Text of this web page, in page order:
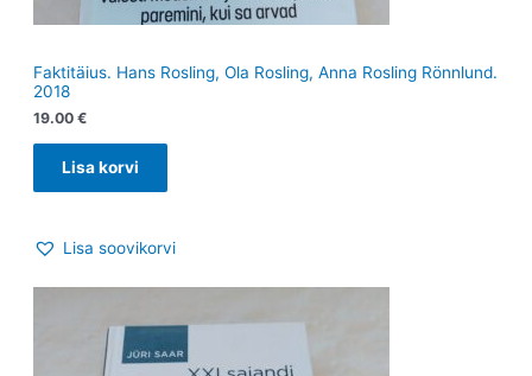
Faktitäius. Hans Rosling, Ola Rosling, Anna Rosling Rönnlund.
2018
19.00 €
Lisa korvi
Lisa soovikorvi